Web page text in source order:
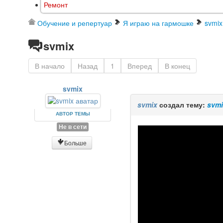
Ремонт
Обучение и репертуар Я играю на гармошке svmix
svmix
В начало Назад 1 Вперед В конец
svmix
АВТОР ТЕМЫ
Не в сети
Больше
svmixсоздал тему: